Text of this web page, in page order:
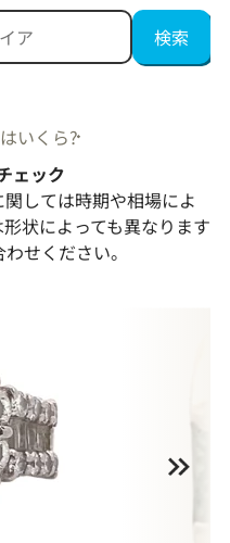
いくら?
ェック
しては時期や相場によ
状によっても異なります
せください。